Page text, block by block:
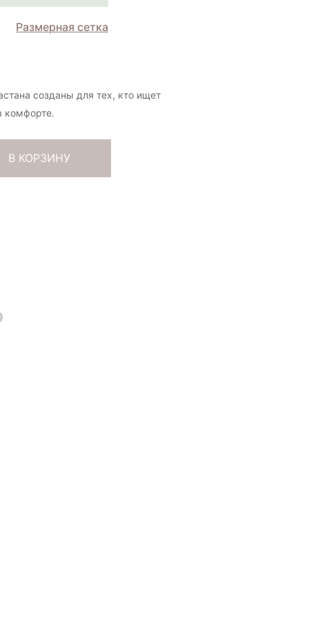
Размерная сетка
созданы для тех, кто ищет
комфорте.
В КОРЗИНУ
тепла
и
при
легинсы
с
или
тепло,
силуэт,
вне
и
стирку
без
с
чистка.
только по
(за счет
“Новой
тарифам